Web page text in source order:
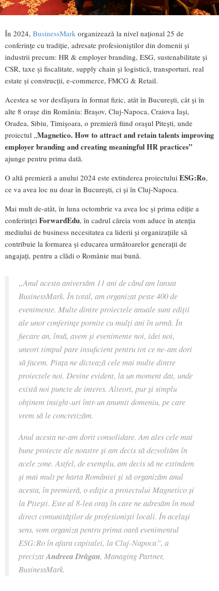
În 2024, BusinessMark organizează la nivel național 25 de
conferințe cu tradiție, adresate profesioniștilor din domenii și
industrii precum: HR & employer branding, ESG, sustenabilitate și
CSR, taxe și fiscalitate, supply chain și logistică, transporturi, real
estate și construcții, e-commerce, FMCG & Retail.
Acestea se vor desfășura în format fizic, atât în București, cât și în
alte 8 orașe din România: Brașov, Cluj-Napoca, Craiova Iași,
Oradea, Sibiu, Timișoara, o premieră fiind orașul Pitești, unde
proiectul „Magnetico. How to attract and retain talents improving
employer branding and creating meaningful HR practices”
ajunge pentru prima dată.
O altă premieră a anului 2024 este extinderea proiectului ESG:Ro,
ce va avea loc nu doar în București, ci și în Cluj-Napoca.
Mai mult de-atât, în luna octombrie va avea loc și prima ediție a
conferinței ForwardEdu, în cadrul căreia vom aduce în atenția
mediului de business necesitatea ca liderii și organizațiile să
contribuie la formarea și educarea următoarelor generații de
angajați, pentru a clădi o Românie mai bună.
„Anul acesta aniversăm 11 ani de când am lansat
BusinessMark. În total, am organizat peste 400 de
evenimente. Multe dintre proiectele anuale sunt ediții
ale unor conferințe pornite cu mulți ani în urmă. În
fiecare an, însă, avem și evenimente noi, idei noi,
uneori timpul pare insuficient pentru tot ce ne-am dori
să facem. Piața ne dictează cele mai multe dintre
proiectele noi. Devine evident, la un moment dat, unde
există noi puncte de interes. Alteori, pur și simplu
obținem insight-uri într-un anumit domeniu, pe care
vrem să le concretizăm.
Anul acesta ne-am dorit consolidare. Am ales cele mai
bune proiecte ale noastre și am decis să dezvoltăm în
acele zone. Astfel, de exemplu, am decis să ne extindem
și mai mult pe harta României și să organizăm anul
acesta, în premieră, o ediție a proiectului Magnetico și
la Pitești. Este al 8-lea oraș în care ne adresăm în mod
direct comunităților de profesioniști locali. În același
sens, vom organiza pentru prima oară evenimentul
ESG:Ro în afara capitalei, la Cluj-Napoca”, a
precizatAndreea Drăgan, Managing Partner,
BusinessMark.